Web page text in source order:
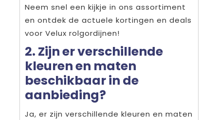
Neem snel een kijkje in ons assortiment
en ontdek de actuele kortingen en deals
voor Velux rolgordijnen!
2. Zijn er verschillende
kleuren en maten
beschikbaar in de
aanbieding?
Ja, er zijn verschillende kleuren en maten